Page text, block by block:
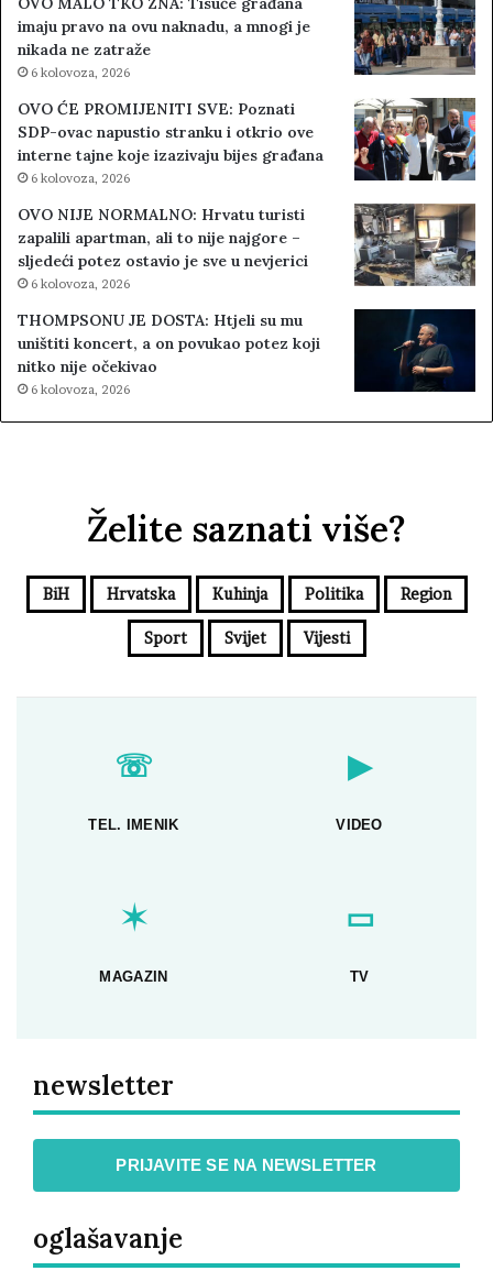
imaju pravo na ovu naknadu, a mnogi je
nikada ne zatraže
6 kolovoza, 2026
OVO ĆE PROMIJENITI SVE: Poznati
SDP-ovac napustio stranku i otkrio ove
interne tajne koje izazivaju bijes građana
6 kolovoza, 2026
OVO NIJE NORMALNO: Hrvatu turisti
zapalili apartman, ali to nije najgore –
sljedeći potez ostavio je sve u nevjerici
6 kolovoza, 2026
THOMPSONU JE DOSTA: Htjeli su mu
uništiti koncert, a on povukao potez koji
nitko nije očekivao
6 kolovoza, 2026
Želite saznati više?
BiH Hrvatska Kuhinja Politika Region
Sport Svijet Vijesti
☏
TEL. IMENIK
▶
VIDEO
✶
MAGAZIN
▭
TV
newsletter
PRIJAVITE SE NA NEWSLETTER
oglašavanje